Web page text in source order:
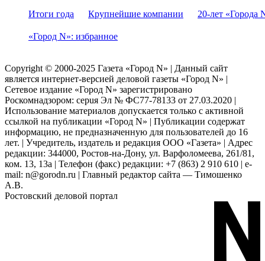
Итоги года Крупнейшие компании 20-лет «Города
«Город N»: избранное
Copyright © 2000-2025 Газета «Город N» | Данный сайт
является интернет-версией деловой газеты «Город N» |
Сетевое издание «Город N» зарегистрировано
Роскомнадзором: серuя Эл № ФС77-78133 от 27.03.2020 |
Использование материалов допускается только с активной
ссылкой на публикации «Город N» | Публикации содержат
информацию, не предназначенную для пользователей до 16
лет. | Учредитель, издатель и редакция ООО «Газета» | Адрес
редакции: 344000, Ростов-на-Дону, ул. Варфоломеева, 261/81,
ком. 13, 13а | Телефон (факс) редакции: +7 (863) 2 910 610 | e-
mail: n@gorodn.ru | Главный редактор сайта — Тимошенко
А.В.
Ростовский деловой портал